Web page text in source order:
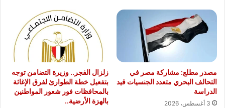
مصدر مطلع: مشاركة مصر في
التحالف البحري متعدد الجنسيات قيد
الدراسة
3 أغسطس، 2026
زلزال الفجر.. وزيرة التضامن توجه
بتفعيل خطة الطوارئ لفرق الإغاثة
بالمحافظات فور شعور المواطنين
بالهزة الأرضية..